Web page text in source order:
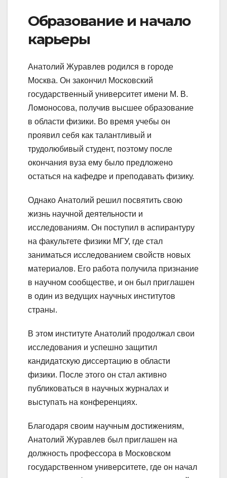
Образование и начало
карьеры
Анатолий Журавлев родился в городе
Москва. Он закончил Московский
государственный университет имени М. В.
Ломоносова, получив высшее образование
в области физики. Во время учебы он
проявил себя как талантливый и
трудолюбивый студент, поэтому после
окончания вуза ему было предложено
остаться на кафедре и преподавать физику.
Однако Анатолий решил посвятить свою
жизнь научной деятельности и
исследованиям. Он поступил в аспирантуру
на факультете физики МГУ, где стал
заниматься исследованием свойств новых
материалов. Его работа получила признание
в научном сообществе, и он был приглашен
в один из ведущих научных институтов
страны.
В этом институте Анатолий продолжал свои
исследования и успешно защитил
кандидатскую диссертацию в области
физики. После этого он стал активно
публиковаться в научных журналах и
выступать на конференциях.
Благодаря своим научным достижениям,
Анатолий Журавлев был приглашен на
должность профессора в Московском
государственном университете, где он начал